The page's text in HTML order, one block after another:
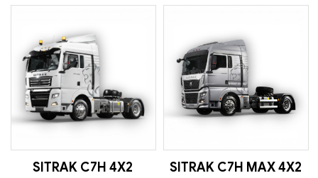
SITRAK C7H 4X2 SITRAK C7H MAX 4X2